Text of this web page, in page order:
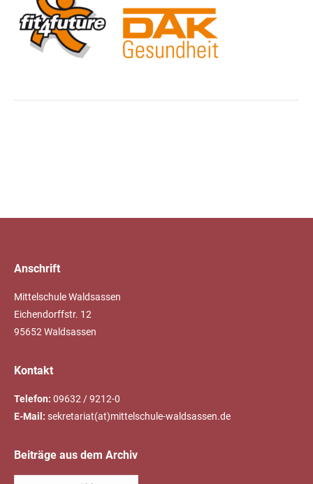
Anschrift
Mittelschule Waldsassen
Eichendorffstr. 12
95652 Waldsassen
Kontakt
Telefon: 09632 / 9212-0
E-Mail: sekretariat(at)mittelschule-waldsassen.de
Beiträge aus dem Archiv